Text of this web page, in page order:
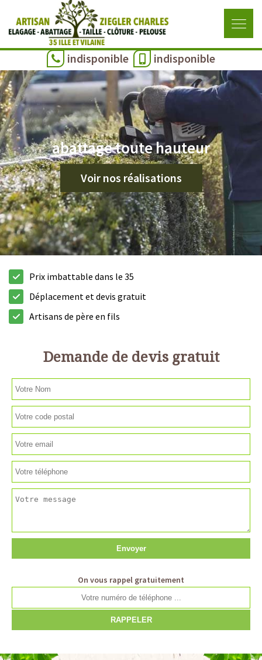
indisponible indisponible
abattage toute hauteur
Voir nos réalisations
Prix imbattable dans le 35
Déplacement et devis gratuit
Artisans de père en fils
Demande de devis gratuit
On vous rappel gratuitement